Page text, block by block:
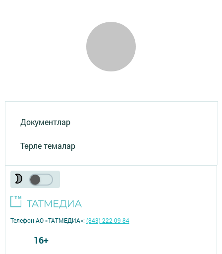
Документлар
Төрле темалар
Телефон АО «ТАТМЕДИА»:(843) 222 09 84
16+